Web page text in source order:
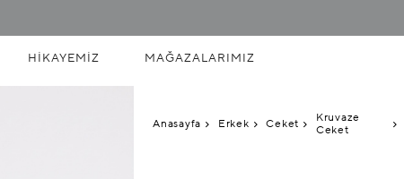
HIKAYEMIZ MAĞAZALARIMIZ
Anasayfa Erkek Ceket
Kruvaze
Ceket